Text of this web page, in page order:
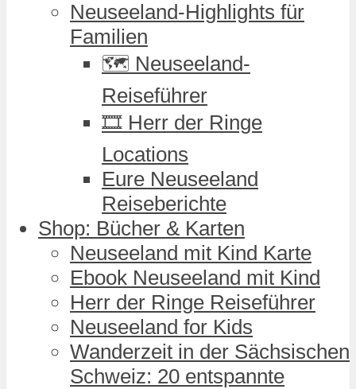
Neuseeland-Highlights für
Familien
🗺️ Neuseeland-
Reiseführer
🎞️ Herr der Ringe
Locations
Eure Neuseeland
Reiseberichte
Shop: Bücher & Karten
Neuseeland mit Kind Karte
Ebook Neuseeland mit Kind
Herr der Ringe Reiseführer
Neuseeland for Kids
Wanderzeit in der Sächsischen
Schweiz: 20 entspannte